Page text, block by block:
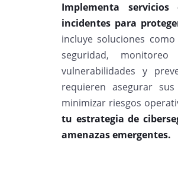
Implementa
incidentes para
incluye soluciones
seguridad,
vulnerabilidades y
requieren asegurar
minimizar riesgos
tu estrategia de
amenazas emergentes.